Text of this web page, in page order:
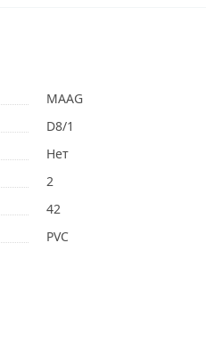
MAAG
D8/1
Нет
2
42
PVC